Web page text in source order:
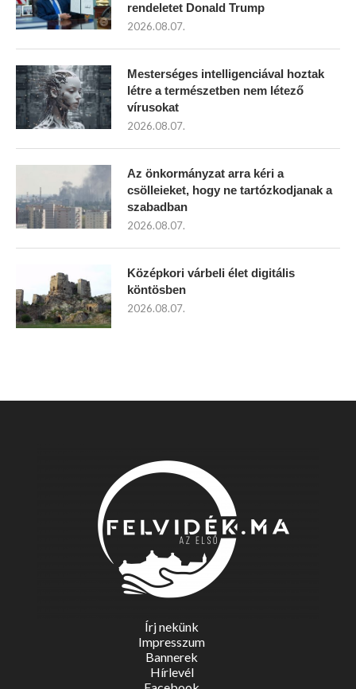
rendeletet Donald Trump
2026.08.07.
Mesterséges intelligenciával hoztak
létre a természetben nem létező
vírusokat
2026.08.07.
Az önkormányzat arra kéri a
csölleieket, hogy ne tartózkodjanak a
szabadban
2026.08.07.
Középkori várbeli élet digitális
köntösben
2026.08.07.
Írj nekünk
Impresszum
Bannerek
Hírlevél